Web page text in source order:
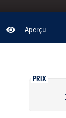
Aperçu
PRIX